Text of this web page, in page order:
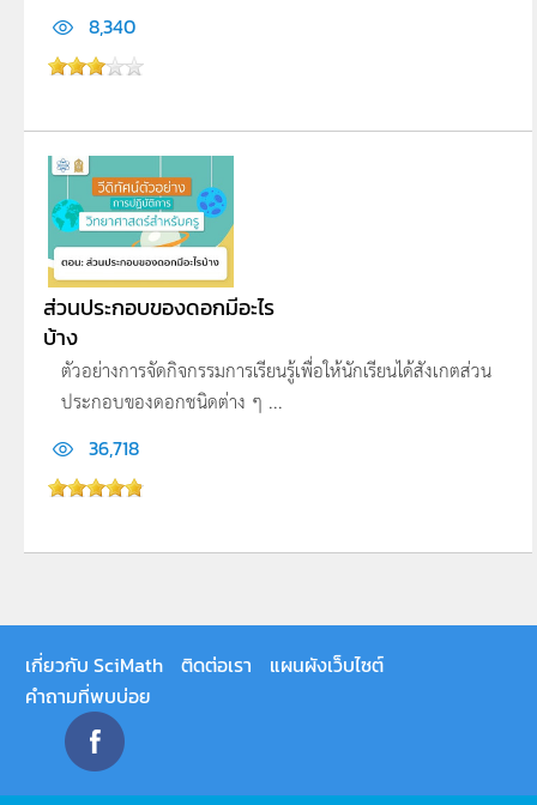
8,340
ส่วนประกอบของดอกมีอะไร
บ้าง
ตัวอย่างการจัดกิจกรรมการเรียนรู้เพื่อให้นักเรียนได้สังเกตส่วน
ประกอบของดอกชนิดต่าง ๆ ...
36,718
เกี่ยวกับ SciMath ติดต่อเรา
แผนผังเว็บไซต์
คำถามที่พบบ่อย